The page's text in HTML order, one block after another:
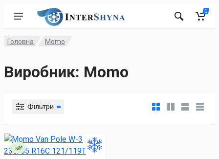
0
Головна Momo
Виробник: Momo
Фільтри